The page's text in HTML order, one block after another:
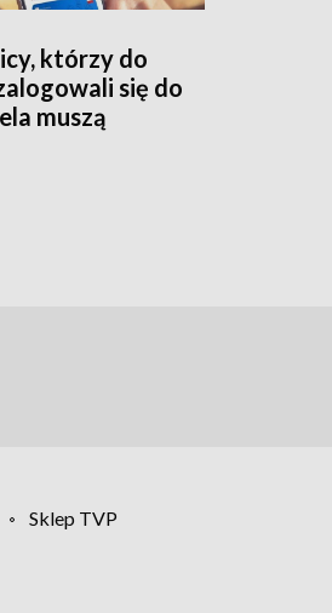
którzy do
się do
muszą
Sklep TVP